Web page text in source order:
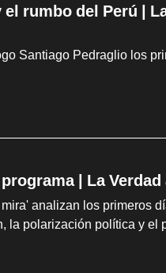
rumbo del Perú |
Santiago Pedraglio los
| La
analizan los primeros
la polarización política y el